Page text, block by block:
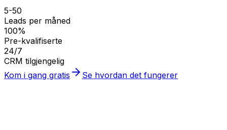
5-50
Leads per måned
100%
Pre-kvalifiserte
24/7
CRM tilgjengelig
Kom i gang gratis
Se hvordan det fungerer